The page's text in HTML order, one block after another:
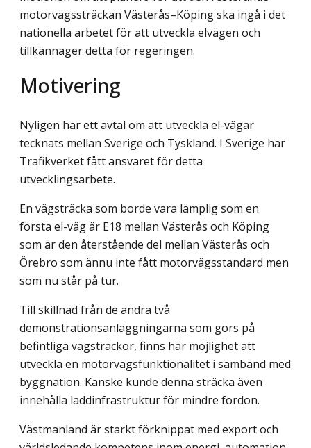
motorvägssträckan Västerås–Köping ska ingå i det
nationella arbetet för att utveckla elvägen och
tillkännager detta för regeringen.
Motivering
Nyligen har ett avtal om att utveckla el-vägar
tecknats mellan Sverige och Tyskland. I Sverige har
Trafikverket fått ansvaret för detta
utvecklingsarbete.
En vägsträcka som borde vara lämplig som en
första el-väg är E18 mellan Västerås och Köping
som är den återstående del mellan Västerås och
Örebro som ännu inte fått motorvägsstandard men
som nu står på tur.
Till skillnad från de andra två
demonstrationsanläggningarna som görs på
befintliga vägsträckor, finns här möjlighet att
utveckla en motorvägsfunktionalitet i samband med
byggnation. Kanske kunde denna sträcka även
innehålla laddinfrastruktur för mindre fordon.
Västmanland är starkt förknippat med export och